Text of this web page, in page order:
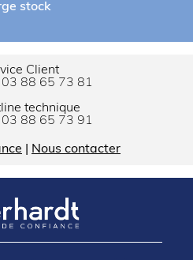
stock
Client
03 88 65 73 81
technique
03 88 65 73 91
Nous contacter